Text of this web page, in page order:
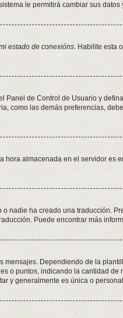
le permitirá cambiar sus datos
estado de conexións. Habilite esta
Panel de Control de Usuario y
como las demás preferencias,
almacenada en el servidor es
nadie ha creado una traducción.
Puede encontrar más
Dependiendo de la
o puntos, indicando la cantidad de
y generalmente es única o